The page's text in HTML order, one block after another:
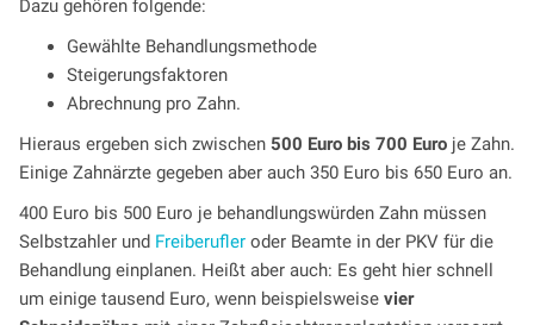
Dazu gehören folgende:
Gewählte Behandlungsmethode
Steigerungsfaktoren
Abrechnung pro Zahn.
Hieraus ergeben sich zwischen 500 Euro bis 700 Euroje Zahn.
Einige Zahnärzte gegeben aber auch 350 Euro bis 650 Euro an.
400 Euro bis 500 Euro je behandlungswürden Zahn müssen
Selbstzahler und Freiberufleroder Beamte in der PKV für die
Behandlung einplanen. Heißt aber auch: Es geht hier schnell
um einige tausend Euro, wenn beispielsweise vier